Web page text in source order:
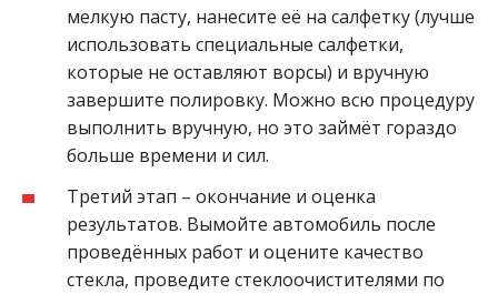
мелкую пасту, нанесите её на салфетку (лучше
использовать специальные салфетки,
которые не оставляют ворсы) и вручную
завершите полировку. Можно всю процедуру
выполнить вручную, но это займёт гораздо
больше времени и сил.
Третий этап – окончание и оценка
результатов. Вымойте автомобиль после
проведённых работ и оцените качество
стекла, проведите стеклоочистителями по